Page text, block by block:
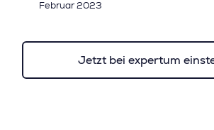
Februar 2023
Jetzt bei expertum